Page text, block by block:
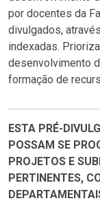
por docentes da
divulgados,
indexadas.
desenvolvimento
formação de
ESTA PRÉ-
POSSAM SE
PROJETOS E
PERTINENTES,